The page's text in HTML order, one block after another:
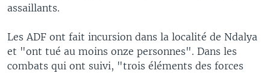
assaillants.
Les ADF ont fait incursion dans la localité de Ndalya
et "ont tué au moins onze personnes". Dans les
combats qui ont suivi, "trois éléments des forces